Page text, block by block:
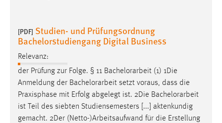
[PDF] Studien- und Prüfungsordnung
Bachelorstudiengang Digital Business
Relevanz:
der Prüfung zur Folge. § 11 Bachelorarbeit (1) 1Die
Anmeldung der Bachelorarbeit setzt voraus, dass die
Praxisphase mit Erfolg abgelegt ist. 2Die Bachelorarbeit
ist Teil des siebten Studiensemesters [...] aktenkundig
gemacht. 2Der (Netto-)Arbeitsaufwand für die Erstellung